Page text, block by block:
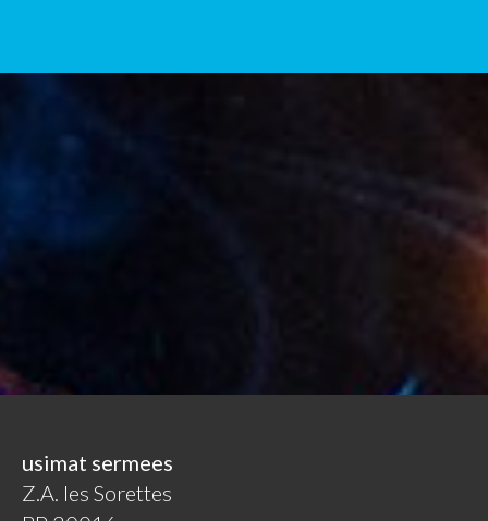
usimat sermees
Z.A. les Sorettes